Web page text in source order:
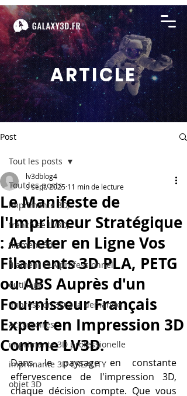
ARTICLE
Post
Tout les posts
imprimante 3D,
franchise LV3D,
filament 3d,
filament PLA professionnel
outillage
impression 3D à la demande
Accessoires
imprimante 3D professionelle
imprimante 3D CREALITY
objet 3D
Tout les posts
Le Manifeste de
l'Imprimeur Stratégique
: Acheter en Ligne Vos
Filaments 3D PLA, PETG
ou ABS Auprès d'un
Fournisseur Français
Expert en Impression 3D
Comme LV3D.
lv3dblog4
9 sept. 2025 11 min de lecture
Dans le paysage en constante
effervescence de l'impression 3D,
chaque décision compte. Que vous